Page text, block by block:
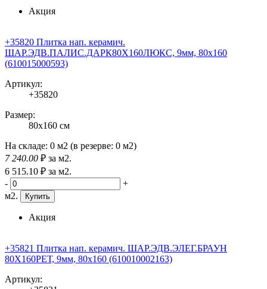
Акция
+35820 Плитка нап. керамич.
ШАР.ЭДВ.ПАЛИС.ДАРК80X160ЛЮКС, 9мм, 80x160
(610015000593)
Артикул:
+35820
Размер:
80x160 см
На складе: 0 м2 (в резерве: 0 м2)
7 240.00 ₽ за м2.
6 515.10 ₽ за м2.
-
+
м2.
Купить
Акция
+35821 Плитка нап. керамич. ШАР.ЭДВ.ЭЛЕГ.БРАУН
80X160РЕТ, 9мм, 80x160 (610010002163)
Артикул: